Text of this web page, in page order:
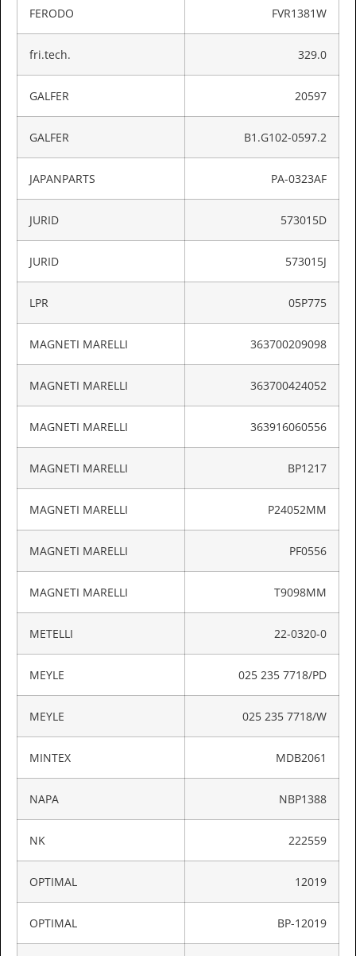
FERODO FVR1381W
fri.tech. 329.0
GALFER 20597
GALFER B1.G102-0597.2
JAPANPARTS PA-0323AF
JURID 573015D
JURID 573015J
LPR 05P775
MAGNETI MARELLI 363700209098
MAGNETI MARELLI 363700424052
MAGNETI MARELLI 363916060556
MAGNETI MARELLI BP1217
MAGNETI MARELLI P24052MM
MAGNETI MARELLI PF0556
MAGNETI MARELLI T9098MM
METELLI 22-0320-0
MEYLE 025 235 7718/PD
MEYLE 025 235 7718/W
MINTEX MDB2061
NAPA NBP1388
NK 222559
OPTIMAL 12019
OPTIMAL BP-12019